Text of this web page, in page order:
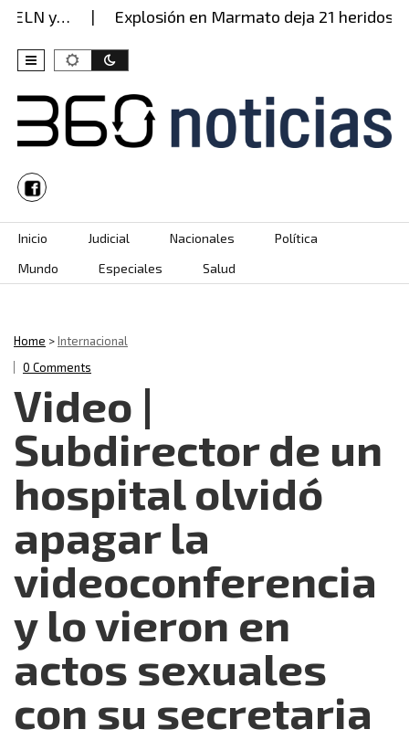
y… Explosión en Marmato deja 21 heridos:
Skip to content
Inicio Judicial Nacionales
Política
Mundo
Especiales Salud
Home >Internacional
0 Comments
Video |
Subdirector de un
hospital olvidó
apagar la
videoconferencia
y lo vieron en
actos sexuales
con su secretaria